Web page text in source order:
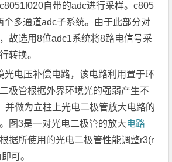
自带的adc进行采样。c805
个多通道adc子系统。由于此部分对
故选用8位adc1系统将8路电信号采
转换。
电压补偿电路，该电路利用置于环
极管根据外界环境光的强弱产生不
并做为立柱上光电二极管放大电路的
图3是一对光电二极管的放大电路
据所使用的光电二极管性能调整r3(r
可。